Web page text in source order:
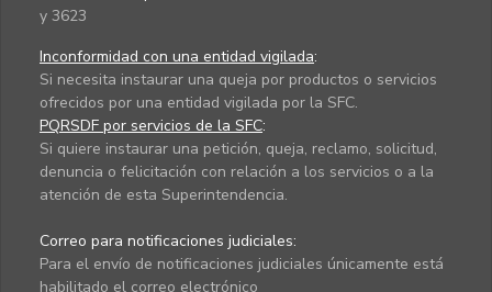
y 3623
Inconformidad con una entidad vigilada:
Si necesita instaurar una queja por productos o servicios
ofrecidos por una entidad vigilada por la SFC.
PQRSDF por servicios de la SFC:
Si quiere instaurar una petición, queja, reclamo, solicitud,
denuncia o felicitación con relación a los servicios o a la
atención de esta Superintendencia.
Correo para notificaciones judiciales:
Para el envío de notificaciones judiciales únicamente está
habilitado el correo electrónico